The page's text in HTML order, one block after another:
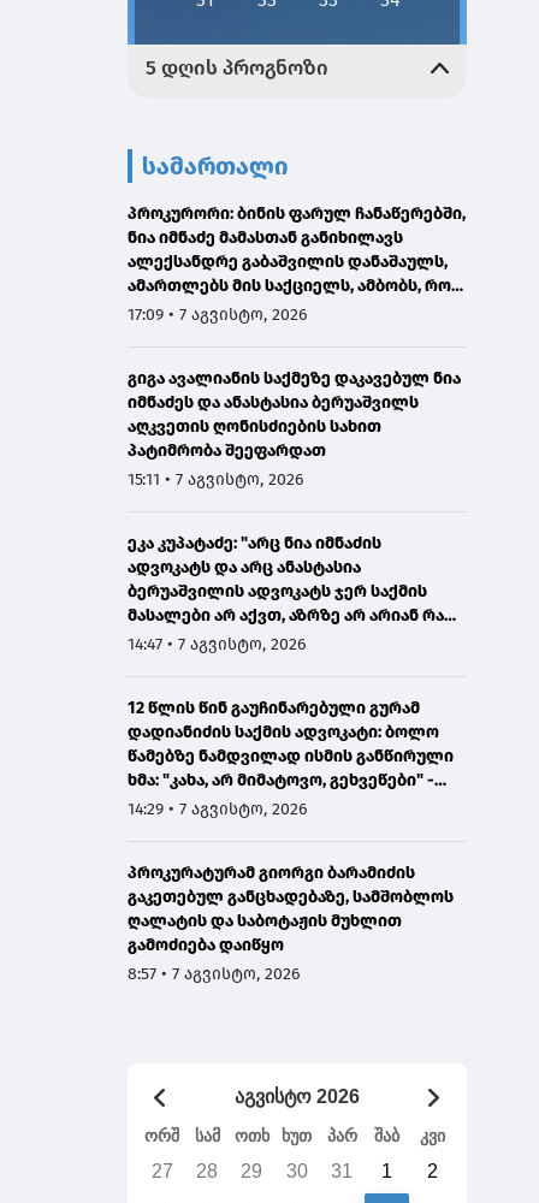
სამართალი
პროკურორი: ბინის ფარულ ჩანაწერებში,
ნია იმნაძე მამასთან განიხილავს
ალექსანდრე გაბაშვილის დანაშაულს,
ამართლებს მის საქციელს, ამბობს, რომ
სხვანაირად ვერ მოიქცეოდა
17:09 • 7 აგვისტო, 2026
გიგა ავალიანის საქმეზე დაკავებულ ნია
იმნაძეს და ანასტასია ბერუაშვილს
აღკვეთის ღონისძიების სახით
პატიმრობა შეეფარდათ
15:11 • 7 აგვისტო, 2026
ეკა კუპატაძე: "არც ნია იმნაძის
ადვოკატს და არც ანასტასია
ბერუაშვილის ადვოკატს ჯერ საქმის
მასალები არ აქვთ, აზრზე არ არიან რა
წერია მასალებში"
14:47 • 7 აგვისტო, 2026
12 წლის წინ გაუჩინარებული გურამ
დადიანიძის საქმის ადვოკატი: ბოლო
წამებზე ნამდვილად ისმის განწირული
ხმა: "კახა, არ მიმატოვო, გეხვეწები" -
ვიდეოს დადებას ვაპირებდით
14:29 • 7 აგვისტო, 2026
პროკურატურამ გიორგი ბარამიძის
გაკეთებულ განცხადებაზე, სამშობლოს
ღალატის და საბოტაჟის მუხლით
გამოძიება დაიწყო
8:57 • 7 აგვისტო, 2026
აგვისტო 2026
ორშ სამ ოთხ ხუთ პარ შაბ კვი
27 28 29 30 31 1 2